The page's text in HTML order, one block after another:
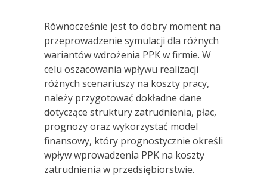
Równocześnie jest to dobry moment na
przeprowadzenie symulacji dla różnych
wariantów wdrożenia PPK w firmie. W
celu oszacowania wpływu realizacji
różnych scenariuszy na koszty pracy,
należy przygotować dokładne dane
dotyczące struktury zatrudnienia, płac,
prognozy oraz wykorzystać model
finansowy, który prognostycznie określi
wpływ wprowadzenia PPK na koszty
zatrudnienia w przedsiębiorstwie.